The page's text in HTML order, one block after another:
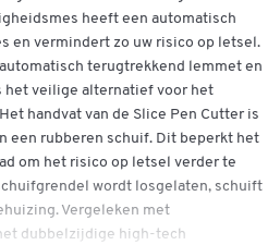
heeft een automatisch
en vermindert zo uw risico op letsel.
terugtrekkend lemmet en
het veilige alternatief voor het
handvat van de Slice Pen Cutter is
een rubberen schuif. Dit beperkt het
om het risico op letsel verder te
wordt losgelaten, schuift
Vergeleken met
dubbelzijdige high-tech